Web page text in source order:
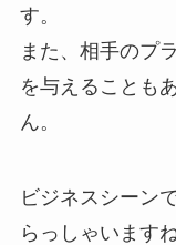
す。
また、相手のプ
を与えることも
ん。
ビジネスシーン
らっしゃいます